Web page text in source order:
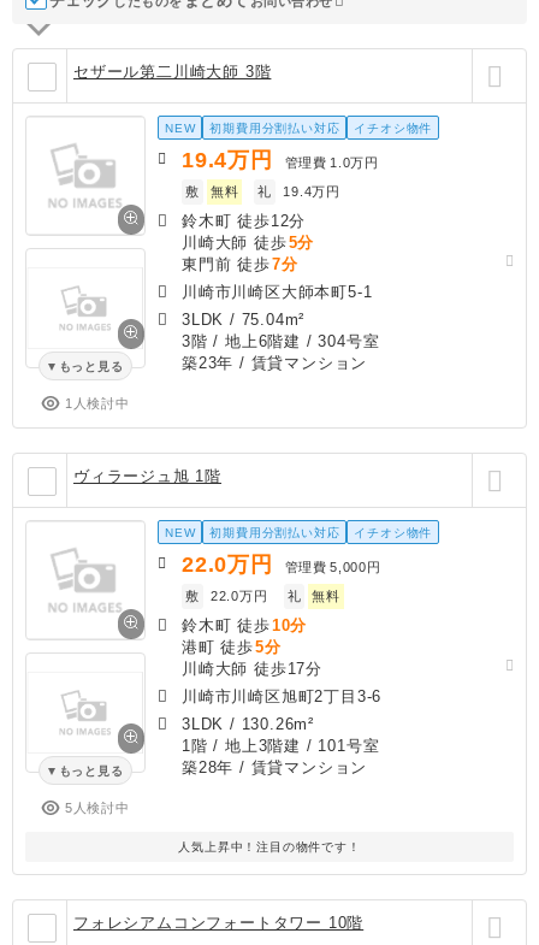
セザール第二川崎大師 3階
もっと見る
1人検討中
NEW 初期費用分割払い対応 イチオシ物件
19.4万円 管理費 1.0万円
敷
無料 礼 19.4万円
鈴木町 徒歩12分
川崎大師 徒歩5分
東門前 徒歩7分
川崎市川崎区大師本町5-1
3LDK / 75.04m²
3階 / 地上6階建 / 304号室
築23年 / 賃貸マンション
ヴィラージュ旭 1階
もっと見る
5人検討中
NEW 初期費用分割払い対応 イチオシ物件
22.0万円 管理費 5,000円
敷
22.0万円 礼 無料
鈴木町 徒歩10分
港町 徒歩5分
川崎大師 徒歩17分
川崎市川崎区旭町2丁目3-6
3LDK / 130.26m²
1階 / 地上3階建 / 101号室
築28年 / 賃貸マンション
人気上昇中！注目の物件です！
フォレシアムコンフォートタワー 10階